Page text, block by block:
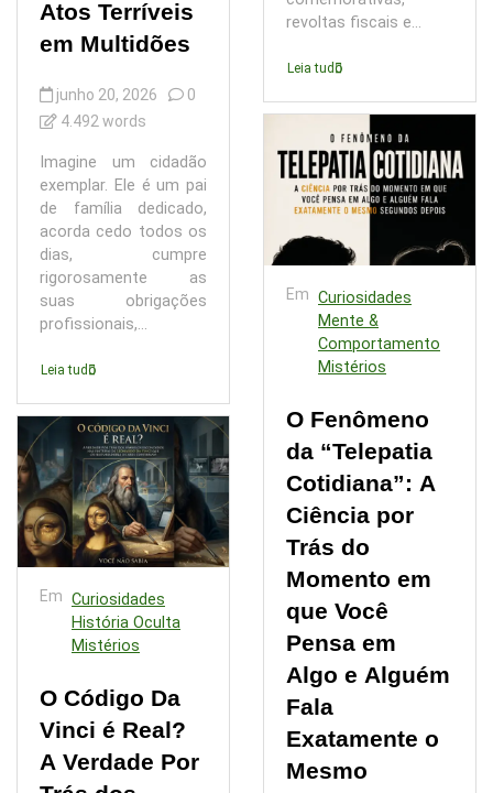
Atos Terríveis
em Multidões
junho 20, 2026
0
4.492 words
Imagine um cidadão
exemplar. Ele é um pai
de família dedicado,
acorda cedo todos os
dias, cumpre
rigorosamente as
suas obrigações
profissionais,...
Leia tudo
Em Curiosidades
História Oculta
Mistérios
O Código Da
Vinci é Real?
A Verdade Por
revoltas fiscais e...
Leia tudo
Em Curiosidades
Mente &
Comportamento
Mistérios
O Fenômeno
da “Telepatia
Cotidiana”: A
Ciência por
Trás do
Momento em
que Você
Pensa em
Algo e Alguém
Fala
Exatamente o
Mesmo